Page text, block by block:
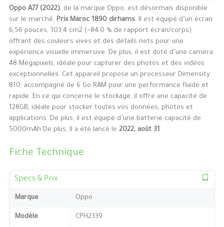
Oppo A77 (2022), de la marque Oppo, est désormais disponible
sur le marché, Prix Maroc 1890 dirhams. Il est équipé d’un écran
6,56 pouces, 103,4 cm2 (~84,0 % de rapport écran/corps)
offrant des couleurs vives et des détails nets pour une
expérience visuelle immersive. De plus, il est doté d’une caméra
48 Mégapixels, idéale pour capturer des photos et des vidéos
exceptionnelles. Cet appareil propose un processeur Dimensity
810, accompagné de 6 Go RAM pour une performance fluide et
rapide. En ce qui concerne le stockage, il offre une capacité de
128GB, idéale pour stocker toutes vos données, photos et
applications. De plus, il est équipé d’une batterie capacité de
5000mAh De plus, Il a été lancé le 2022, août 31
Fiche Technique
Specs & Prix
Marque Oppo
Modèle CPH2339